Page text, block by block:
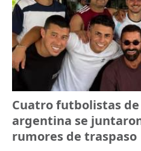
Cuatro futbolistas de
argentina se
rumores de traspaso